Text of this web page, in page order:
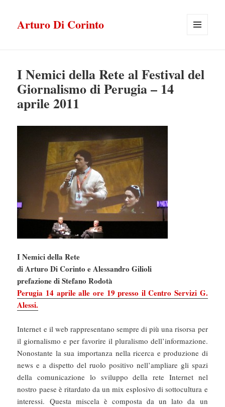
Arturo Di Corinto
I Nemici della Rete al Festival del
Giornalismo di Perugia – 14
aprile 2011
I Nemici della Rete
di Arturo Di Corinto e Alessandro Gilioli
prefazione di Stefano Rodotà
Perugia 14 aprile alle ore 19 presso il Centro Servizi G.
Alessi.
Internet e il web rappresentano sempre di più una risorsa per
il giornalismo e per favorire il pluralismo dell’informazione.
Nonostante la sua importanza nella ricerca e produzione di
news e a dispetto del ruolo positivo nell’ampliare gli spazi
della comunicazione lo sviluppo della rete Internet nel
nostro paese è ritardato da un mix esplosivo di sottocultura e
interessi. Questa miscela è composta da un lato da un